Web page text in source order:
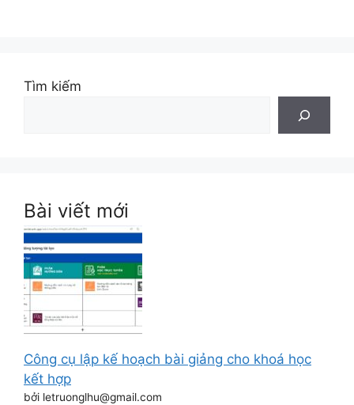
Tìm kiếm
Bài viết mới
Công cụ lập kế hoạch bài giảng cho khoá học
kết hợp
bởi letruonglhu@gmail.com